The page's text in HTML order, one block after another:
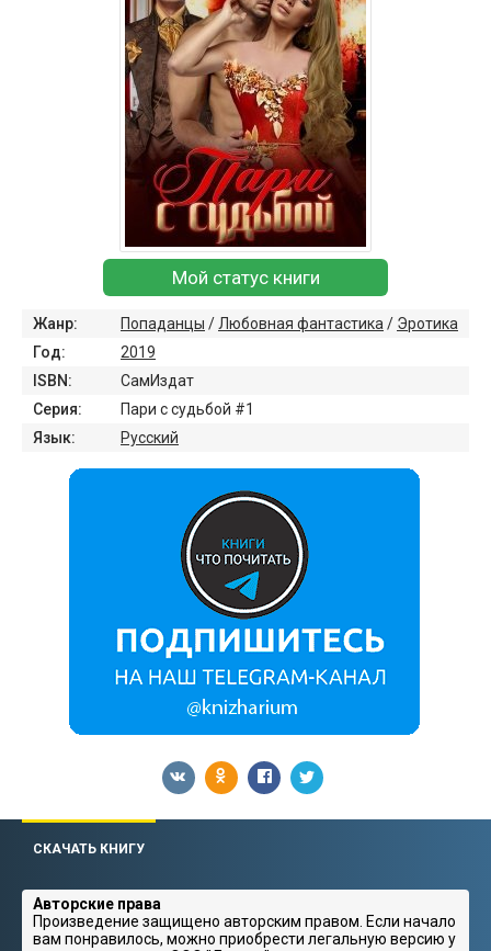
Мой статус книги
Жанр: Попаданцы / Любовная фантастика / Эротика
Год:
2019
ISBN:
СамИздат
Серия:
Пари с судьбой #1
Язык:
Русский
СКАЧАТЬ КНИГУ
Авторские права
Произведение защищено авторским правом. Если начало
вам понравилось, можно приобрести легальную версию у